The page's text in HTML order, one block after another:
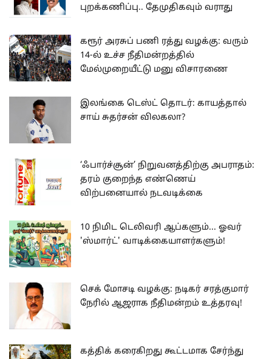
புறக்கணிப்பு.. தேமுதிகவும் வராது
கரூர் அரசுப் பணி ரத்து வழக்கு: வரும்
14-ல் உச்ச நீதிமன்றத்தில்
மேல்முறையீட்டு மனு விசாரணை
இலங்கை டெஸ்ட் தொடர்: காயத்தால்
சாய் சுதர்சன் விலகலா?
‘ஃபார்ச்சூன்’ நிறுவனத்திற்கு அபராதம்:
தரம் குறைந்த எண்ணெய்
விற்பனையால் நடவடிக்கை
10 நிமிட டெலிவரி ஆப்களும்... ஓவர்
'ஸ்மார்ட்' வாடிக்கையாளர்களும்!
செக் மோசடி வழக்கு: நடிகர் சரத்குமார்
நேரில் ஆஜராக நீதிமன்றம் உத்தரவு!
கத்திக் கரைகிறது கூட்டமாக சேர்ந்து